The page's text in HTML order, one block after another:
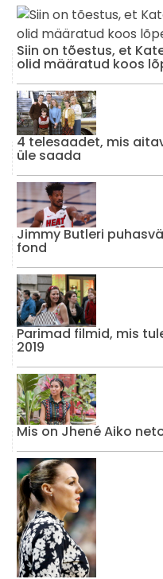
Siin on tõestus, et
olid määratud koos
4 telesaadet, mis
üle saada
Jimmy Butleri
fond
Parimad filmid, mis
2019
Mis on Jhené Aiko